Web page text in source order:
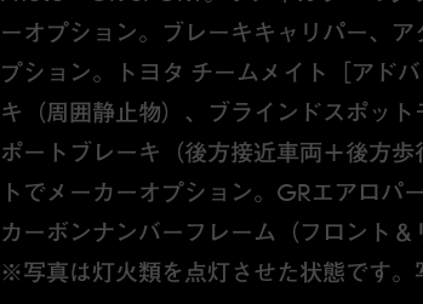
ーオプション。ブレーキキャリパー、
プション。トヨタ チームメイト［アド
キ（周囲静止物）、ブラインドスポッ
ポートブレーキ（後方接近車両＋後方
トでメーカーオプション。GRエアロパ
カーボンナンバーフレーム（フロント＆
※写真は灯火類を点灯させた状態です。